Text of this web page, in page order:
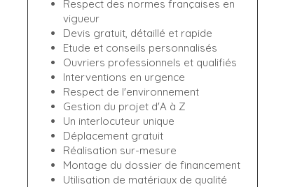
Respect des normes françaises en
vigueur
Devis gratuit, détaillé et rapide
Etude et conseils personnalisés
Ouvriers professionnels et qualifiés
Interventions en urgence
Respect de l'environnement
Gestion du projet d'A à Z
Un interlocuteur unique
Déplacement gratuit
Réalisation sur-mesure
Montage du dossier de financement
Utilisation de matériaux de qualité